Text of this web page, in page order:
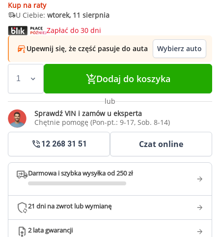
Kup na raty
U Ciebie: wtorek, 11 sierpnia
Zapłać do 30 dni
Upewnij się, że część pasuje do auta
Wybierz auto
Dodaj do koszyka
lub
Sprawdź VIN i zamów u eksperta
Chętnie pomogę (Pon-pt.: 9-17, Sob. 8-14)
12 268 31 51 Czat online
Darmowa i szybka wysyłka od 250 zł
21 dni na zwrot lub wymianę
2 lata gwarancji